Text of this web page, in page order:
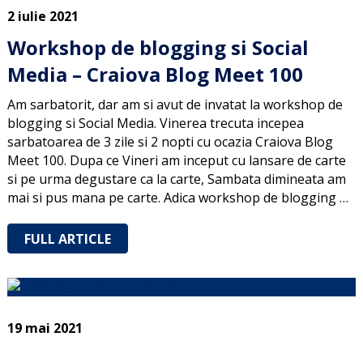
2 iulie 2021
Workshop de blogging si Social
Media – Craiova Blog Meet 100
Am sarbatorit, dar am si avut de invatat la workshop de
blogging si Social Media. Vinerea trecuta incepea
sarbatoarea de 3 zile si 2 nopti cu ocazia Craiova Blog
Meet 100. Dupa ce Vineri am inceput cu lansare de carte
si pe urma degustare ca la carte, Sambata dimineata am
mai si pus mana pe carte. Adica workshop de blogging …
FULL ARTICLE
19 mai 2021